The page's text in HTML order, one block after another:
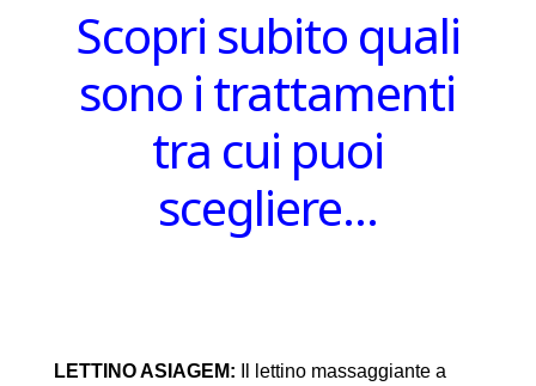
Scopri subito quali
sono i trattamenti
tra cui puoi
scegliere…
LETTINO ASIAGEM:
Il lettino massaggiante a